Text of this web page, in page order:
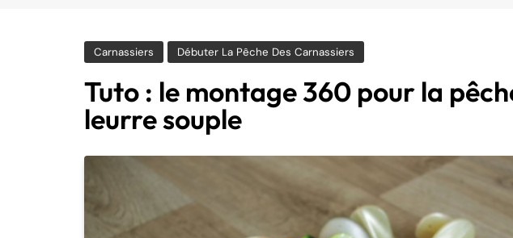
Carnassiers Débuter La Pêche Des Carnassiers
Tuto : le montage 360 pour la
leurre souple